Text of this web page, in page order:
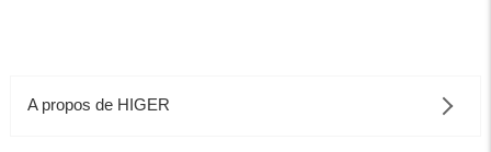
A propos de HIGER